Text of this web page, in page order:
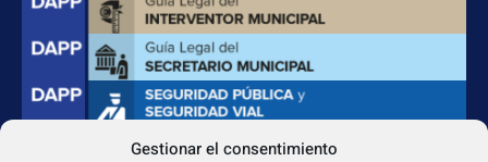
Gestionar el consentimiento